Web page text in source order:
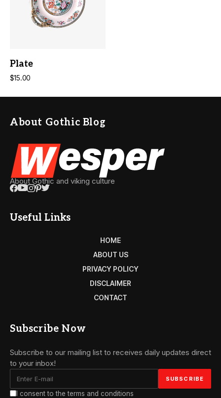
Plate
$15.00
About Gothic Blog
About Gothic and viking culture
Useful Links
HOME
ABOUT US
PRIVACY POLICY
DISCLAIMER
CONTACT
Subscribe Now
Subscribe to our mailing list to receives daily updates direct
to your inbox!
I consent to the terms and conditions